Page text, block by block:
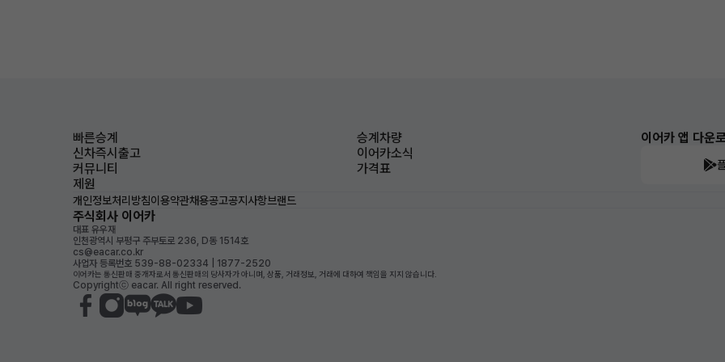
빠른승계
승계차량
신차즉시출고
이어카소식
커뮤니티
가격표
제원
이어카 앱 다운
개인정보처리방침이용약관채용공고공지사항브랜드
주식회사 이어카
대표 유우재
인천광역시 부평구 주부토로 236, D동 1514호
cs@eacar.co.kr
사업자 등록번호 539-88-02334 | 1877-2520
이어카는 통신판매 중개자로서 통신판매의 당사자가 아니며, 상품, 거래정보, 거래에 대하여 책임을 지지 않습니다.
Copyrightⓒ eacar. All right reserved.